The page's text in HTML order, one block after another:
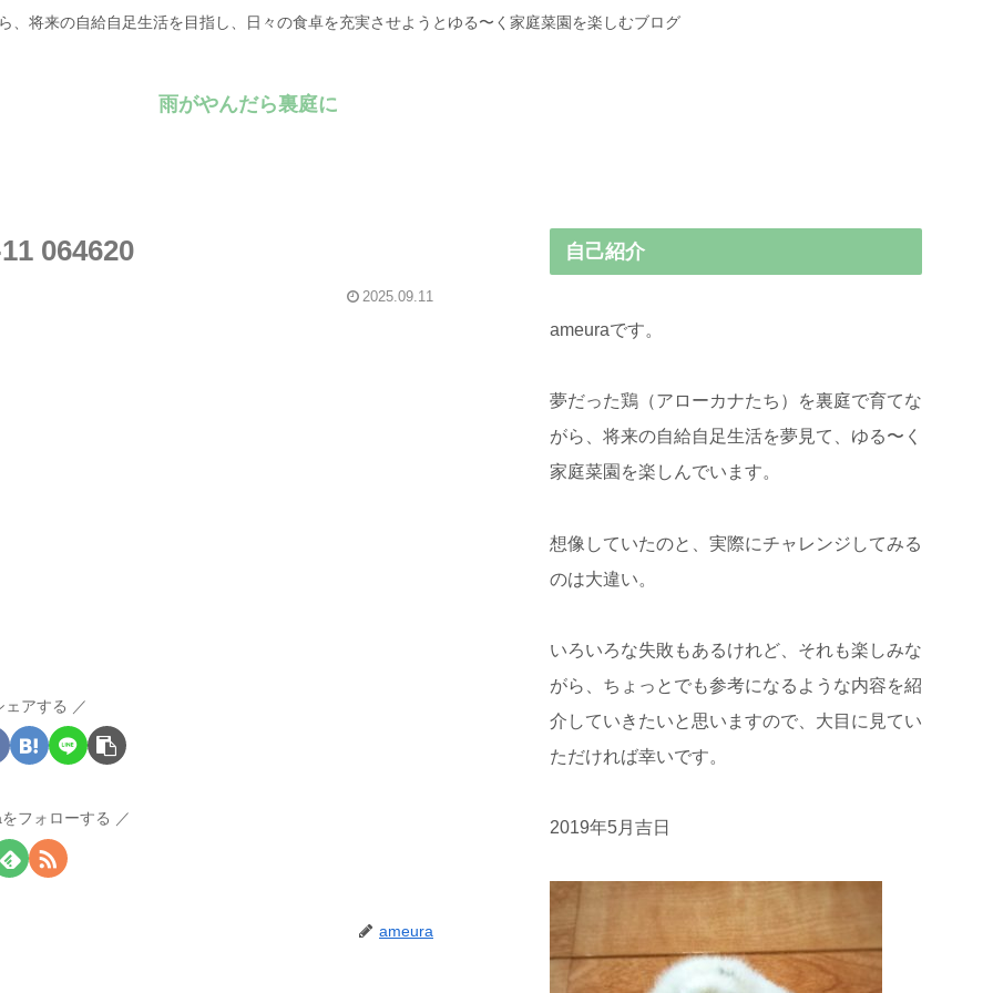
、将来の自給自足生活を目指し、日々の食卓を充実させようとゆる〜く家庭菜園を楽しむブログ
雨がやんだら裏庭に
064620
2025.09.11
ェアする
フォローする
ameura
自己紹介
ameuraです。
夢だった鶏（アローカナたち）を裏庭で育てな
がら、将来の自給自足生活を夢見て、ゆる〜く
家庭菜園を楽しんでいます。
想像していたのと、実際にチャレンジしてみる
のは大違い。
いろいろな失敗もあるけれど、それも楽しみな
がら、ちょっとでも参考になるような内容を紹
介していきたいと思いますので、大目に見てい
ただければ幸いです。
2019年5月吉日